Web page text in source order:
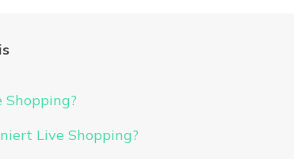
Shopping?
Live Shopping?